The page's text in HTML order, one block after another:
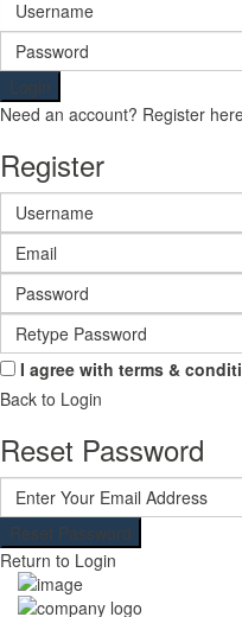
Login
Need an account? Register
Register
I agree with terms &
Back to Login
Reset Password
Reset Password
Return to Login